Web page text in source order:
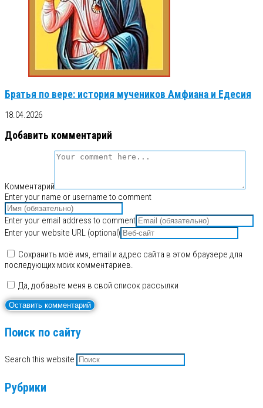
Братья по вере: история мучеников Амфиана и Едесия
18.04.2026
Добавить комментарий
Комментарий
Enter your name or username to comment
Enter your email address to comment
Enter your website URL (optional)
Сохранить моё имя, email и адрес сайта в этом браузере для
последующих моих комментариев.
Да, добавьте меня в свой список рассылки
Поиск по сайту
Search this website
Рубрики